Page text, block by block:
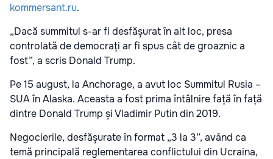
kommersant.ru.
„Dacă summitul s-ar fi desfășurat în alt loc, presa
controlată de democrați ar fi spus cât de groaznic a
fost”, a scris Donald Trump.
Pe 15 august, la Anchorage, a avut loc Summitul Rusia –
SUA în Alaska. Aceasta a fost prima întâlnire față în față
dintre Donald Trump și Vladimir Putin din 2019.
Negocierile, desfășurate în format „3 la 3”, având ca
temă principală reglementarea conflictului din Ucraina,